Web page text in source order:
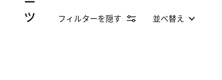
ツ
フィルターを隠す 並べ替え